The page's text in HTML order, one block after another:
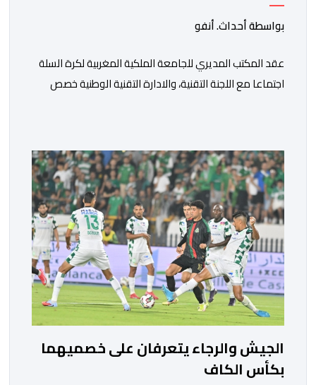
بواسطة أحداث. أنفو
عقد المكتب المديري للجامعة الملكية المغربية لكرة السلة
اجتماعا مع اللجنة التقنية، والادارة التقنية الوطنية خصص
الفترة الأخيرة. وشهد الاجتماع تقديم عرض مفصل حول
مشاركة المنتخبين الوطنيين لأقل من 18 سنة، إناثا وذكورا،
من طرف اللجنة التقنية التي واكبت كل […]
الجيش والرجاء يتعرفان على خصميهما
بكأس الكاف